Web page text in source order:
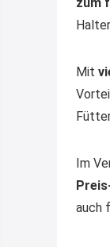
Mit
Im
auch